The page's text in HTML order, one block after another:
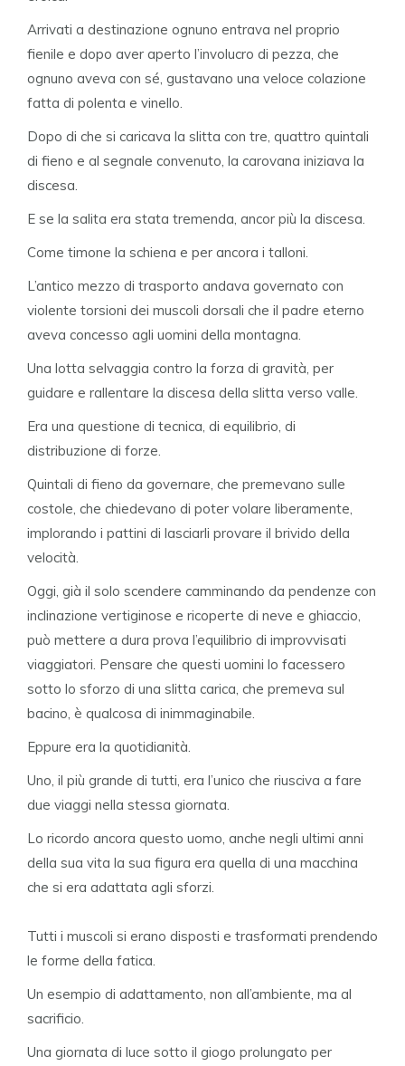
Arrivati a destinazione ognuno entrava nel proprio
fienile e dopo aver aperto l’involucro di pezza, che
ognuno aveva con sé, gustavano una veloce colazione
fatta di polenta e vinello.
Dopo di che si caricava la slitta con tre, quattro quintali
di fieno e al segnale convenuto, la carovana iniziava la
discesa.
E se la salita era stata tremenda, ancor più la discesa.
Come timone la schiena e per ancora i talloni.
L’antico mezzo di trasporto andava governato con
violente torsioni dei muscoli dorsali che il padre eterno
aveva concesso agli uomini della montagna.
Una lotta selvaggia contro la forza di gravità, per
guidare e rallentare la discesa della slitta verso valle.
Era una questione di tecnica, di equilibrio, di
distribuzione di forze.
Quintali di fieno da governare, che premevano sulle
costole, che chiedevano di poter volare liberamente,
implorando i pattini di lasciarli provare il brivido della
velocità.
Oggi, già il solo scendere camminando da pendenze con
inclinazione vertiginose e ricoperte di neve e ghiaccio,
può mettere a dura prova l’equilibrio di improvvisati
viaggiatori. Pensare che questi uomini lo facessero
sotto lo sforzo di una slitta carica, che premeva sul
bacino, è qualcosa di inimmaginabile.
Eppure era la quotidianità.
Uno, il più grande di tutti, era l’unico che riusciva a fare
due viaggi nella stessa giornata.
Lo ricordo ancora questo uomo, anche negli ultimi anni
della sua vita la sua figura era quella di una macchina
che si era adattata agli sforzi.
Tutti i muscoli si erano disposti e trasformati prendendo
le forme della fatica.
Un esempio di adattamento, non all’ambiente, ma al
sacrificio.
Una giornata di luce sotto il giogo prolungato per